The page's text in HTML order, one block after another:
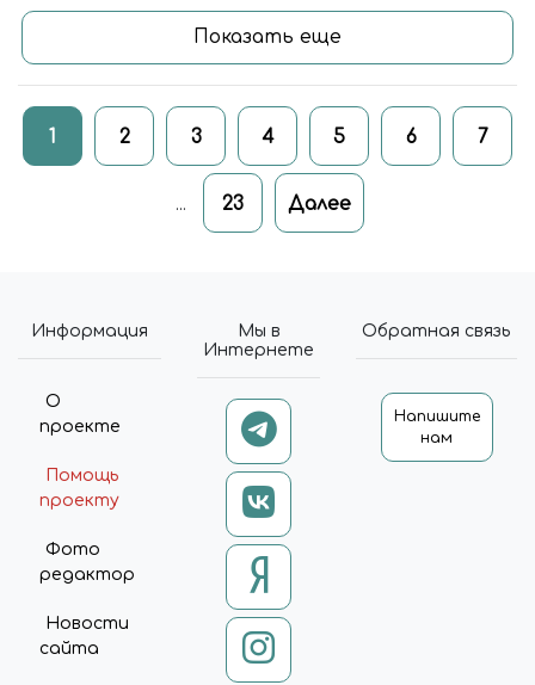
Показать еще
1 2 3 4 5 6 7
... 23 Далее
Информация
О
проекте
Помощь
проекту
Фото
редактор
Новости
сайта
Мы в
Интернете
Обратная связь
Напишите
нам